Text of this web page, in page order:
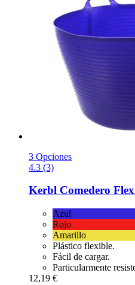
3 Opciones
4.3 (3)
Kerbl Comedero
Azul
Rojo
Amarillo
Plástico flexible.
Fácil de cargar.
Particularmente
12,19 €